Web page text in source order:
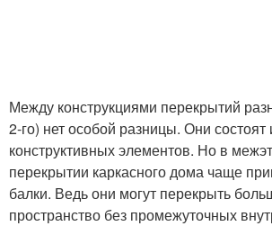
Между конструкциями перекрытий
2-го) нет особой разницы. Они состоят
конструктивных элементов. Но в
перекрытии каркасного дома чаще
балки. Ведь они могут перекрыть
пространство без промежуточных